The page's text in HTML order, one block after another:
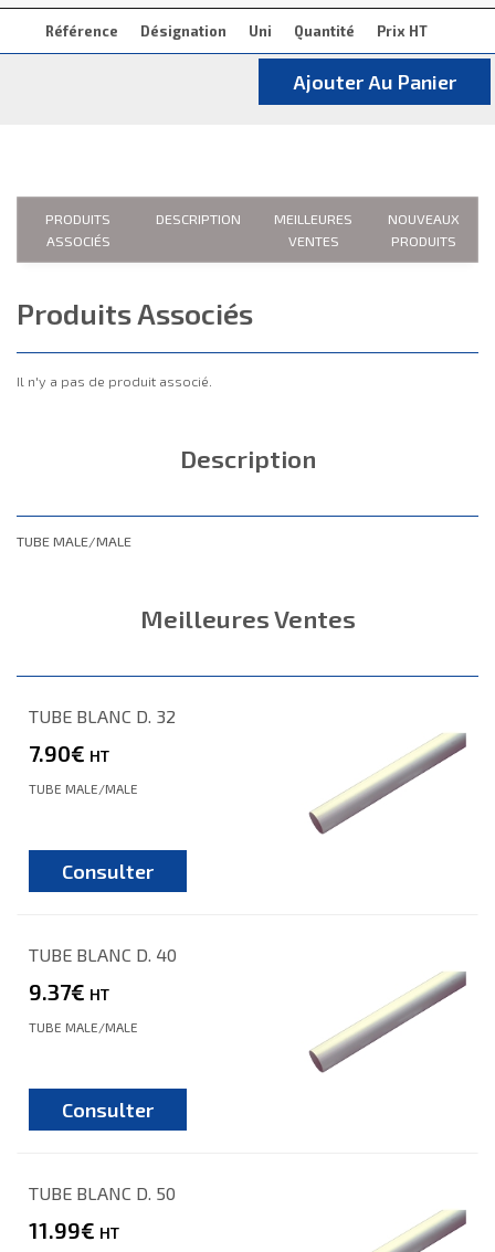
Référence Désignation Uni Quantité Prix HT
Ajouter Au Panier
PRODUITS
ASSOCIÉS
DESCRIPTION
MEILLEURES
VENTES
NOUVEAUX
PRODUITS
Produits Associés
Il n'y a pas de produit associé.
Description
TUBE MALE/MALE
Meilleures Ventes
TUBE BLANC D. 32
7.90€ HT
TUBE MALE/MALE
Consulter
TUBE BLANC D. 40
9.37€ HT
TUBE MALE/MALE
Consulter
TUBE BLANC D. 50
11.99€ HT